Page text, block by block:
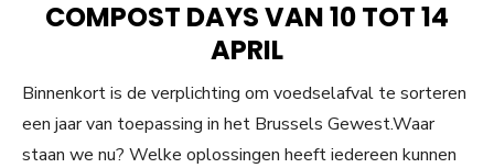
COMPOST DAYS VAN 10 TOT 14
APRIL
Binnenkort is de verplichting om voedselafval te sorteren
een jaar van toepassing in het Brussels Gewest.Waar
staan we nu? Welke oplossingen heeft iedereen kunnen